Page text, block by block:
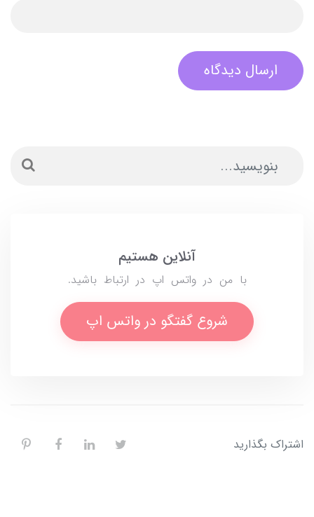
ارسال دیدگاه
آنلاین هستیم
با من در واتس اپ در ارتباط باشید.
شروع گفتگو در واتس اپ
اشتراک بگذارید